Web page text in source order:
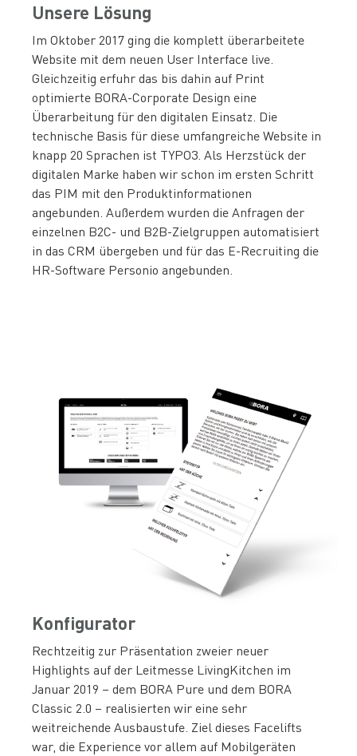
Unsere Lösung
Im Oktober 2017 ging die komplett überarbeitete
Website mit dem neuen User Interface live.
Gleichzeitig erfuhr das bis dahin auf Print
optimierte BORA-Corporate Design eine
Überarbeitung für den digitalen Einsatz. Die
technische Basis für diese umfangreiche Website in
knapp 20 Sprachen ist TYPO3. Als Herzstück der
digitalen Marke haben wir schon im ersten Schritt
das PIM mit den Produktinformationen
angebunden. Außerdem wurden die Anfragen der
einzelnen B2C- und B2B-Zielgruppen automatisiert
in das CRM übergeben und für das E-Recruiting die
HR-Software Personio angebunden.
Konfigurator
Rechtzeitig zur Präsentation zweier neuer
Highlights auf der Leitmesse LivingKitchen im
Januar 2019 – dem BORA Pure und dem BORA
Classic 2.0 – realisierten wir eine sehr
weitreichende Ausbaustufe. Ziel dieses Facelifts
war, die Experience vor allem auf Mobilgeräten